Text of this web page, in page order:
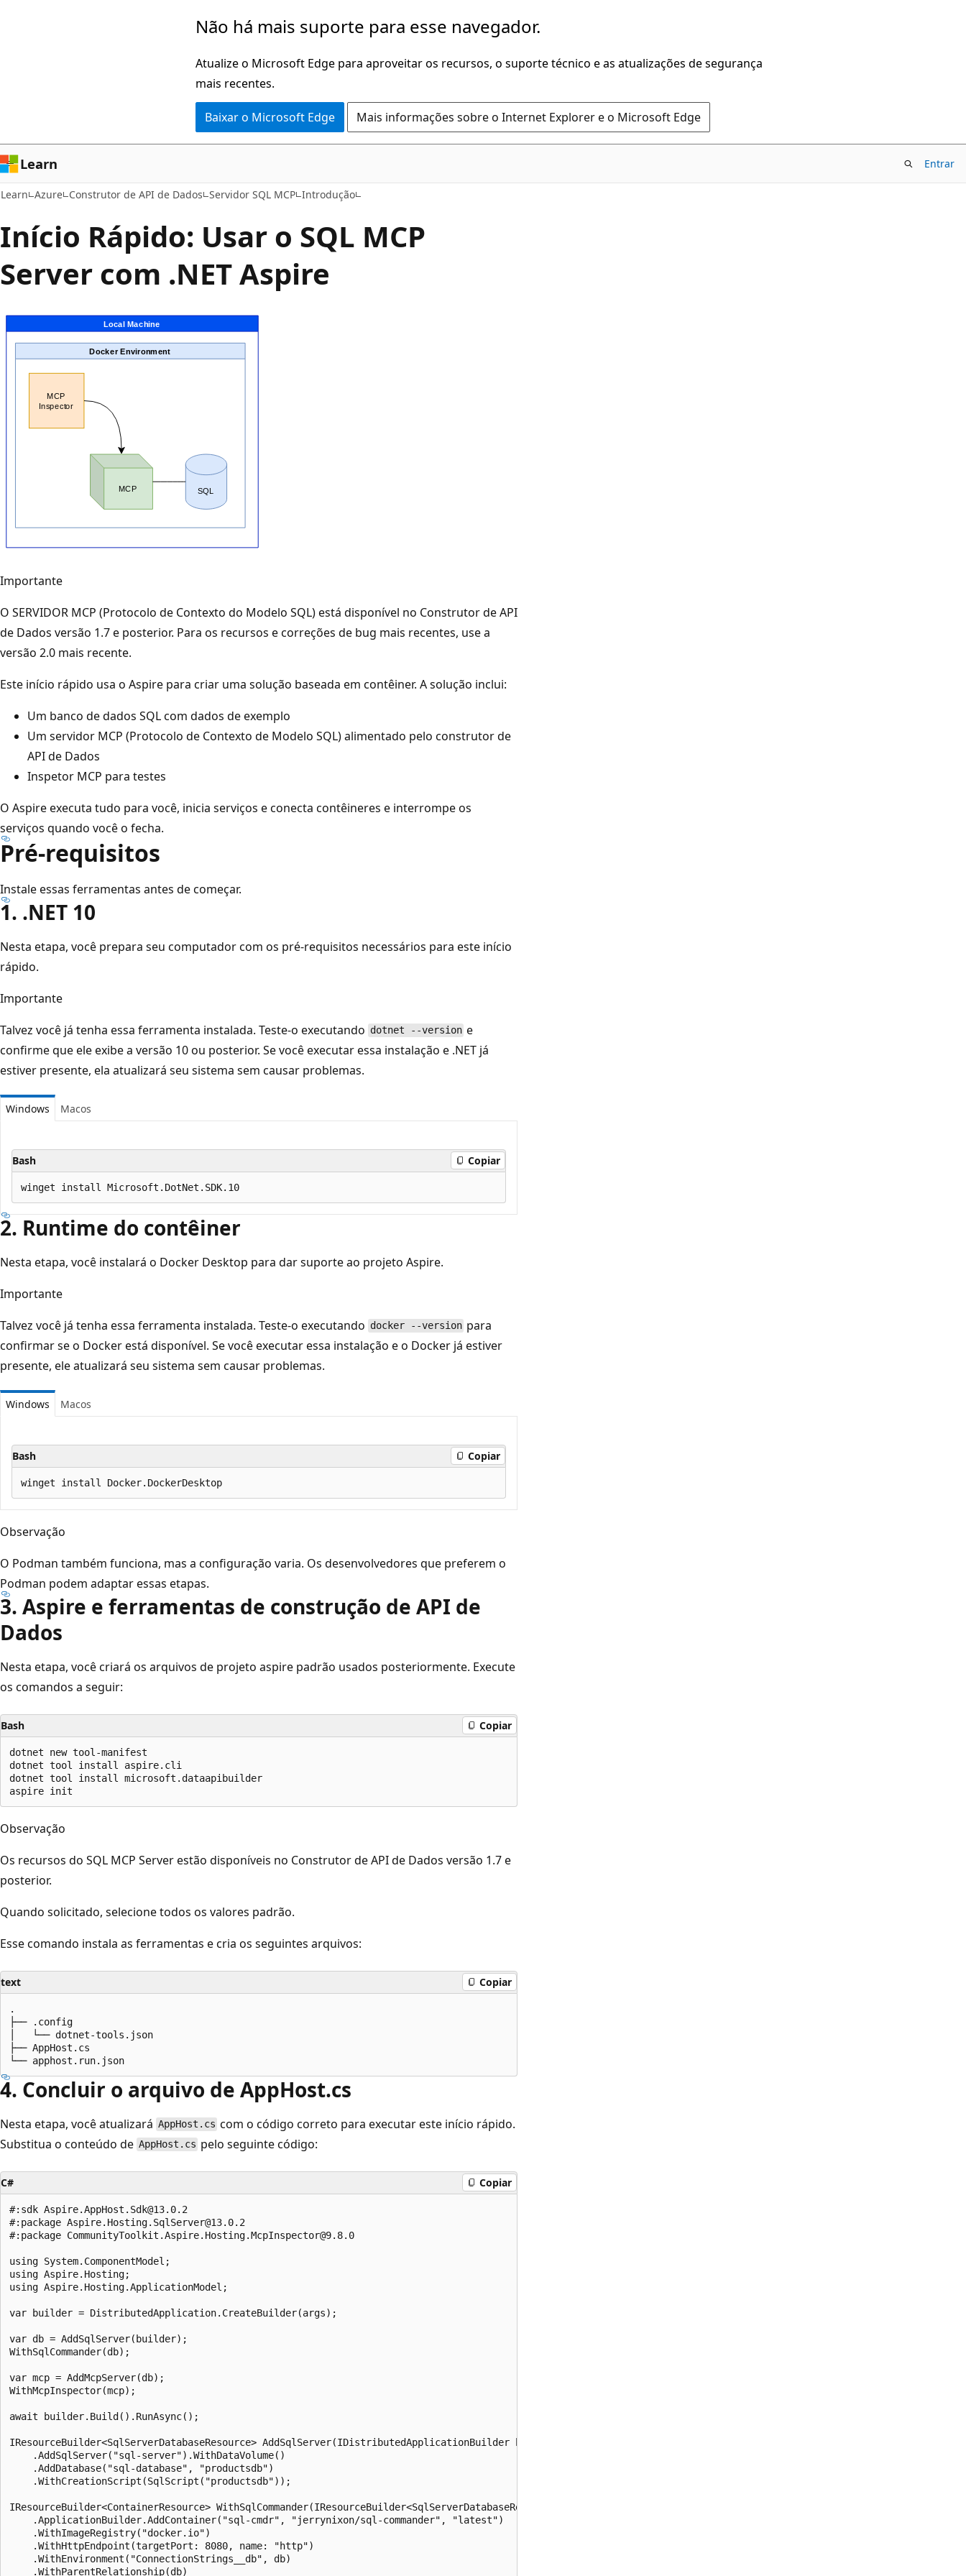
Não há mais suporte para esse navegador.
Atualize o Microsoft Edge para aproveitar os recursos, o suporte técnico e as atualizações de segurança
mais recentes.
Baixar o Microsoft Edge Mais informações sobre o Internet Explorer e o Microsoft Edge
Learn Entrar
Learn Azure Construtor de API de Dados Servidor SQL MCP Introdução
Início Rápido: Usar o SQL MCP
Server com .NET Aspire
Importante
O SERVIDOR MCP (Protocolo de Contexto do Modelo SQL) está disponível no Construtor de API
de Dados versão 1.7 e posterior. Para os recursos e correções de bug mais recentes, use a
versão 2.0 mais recente.
Este início rápido usa o Aspire para criar uma solução baseada em contêiner. A solução inclui:
Um banco de dados SQL com dados de exemplo
Um servidor MCP (Protocolo de Contexto de Modelo SQL) alimentado pelo construtor de
API de Dados
Inspetor MCP para testes
O Aspire executa tudo para você, inicia serviços e conecta contêineres e interrompe os
serviços quando você o fecha.
Pré-requisitos
Instale essas ferramentas antes de começar.
1. .NET 10
Nesta etapa, você prepara seu computador com os pré-requisitos necessários para este início
rápido.
Importante
Talvez você já tenha essa ferramenta instalada. Teste-o executando dotnet --version e
confirme que ele exibe a versão 10 ou posterior. Se você executar essa instalação e .NET já
estiver presente, ela atualizará seu sistema sem causar problemas.
Windows Macos
Bash Copiar
2. Runtime do contêiner
Nesta etapa, você instalará o Docker Desktop para dar suporte ao projeto Aspire.
Importante
Talvez você já tenha essa ferramenta instalada. Teste-o executando docker --version para
confirmar se o Docker está disponível. Se você executar essa instalação e o Docker já estiver
presente, ele atualizará seu sistema sem causar problemas.
Windows Macos
Bash Copiar
Observação
O Podman também funciona, mas a configuração varia. Os desenvolvedores que preferem o
Podman podem adaptar essas etapas.
3. Aspire e ferramentas de construção de API de
Dados
Nesta etapa, você criará os arquivos de projeto aspire padrão usados posteriormente. Execute
os comandos a seguir:
Bash Copiar
dotnet new tool-manifest
dotnet tool install aspire.cli
dotnet tool install microsoft.dataapibuilder
Observação
Os recursos do SQL MCP Server estão disponíveis no Construtor de API de Dados versão 1.7 e
posterior.
Quando solicitado, selecione todos os valores padrão.
Esse comando instala as ferramentas e cria os seguintes arquivos:
text Copiar
.
├── .config
│   └── dotnet-tools.json
├── AppHost.cs
4. Concluir o arquivo de AppHost.cs
Nesta etapa, você atualizará AppHost.cs com o código correto para executar este início rápido.
Substitua o conteúdo de AppHost.cs pelo seguinte código:
C# Copiar
#:sdk Aspire.AppHost.Sdk@13.0.2
#:package Aspire.Hosting.SqlServer@13.0.2
#:package CommunityToolkit.Aspire.Hosting.McpInspector@9.8.0
using System.ComponentModel;
using Aspire.Hosting;
using Aspire.Hosting.ApplicationModel;
var builder = DistributedApplication.CreateBuilder(args);
var db = AddSqlServer(builder);
WithSqlCommander(db);
var mcp = AddMcpServer(db);
WithMcpInspector(mcp);
await builder.Build().RunAsync();
IResourceBuilder<SqlServerDatabaseResource> AddSqlServer(IDistributedApplicationBuilder builder) => builder
    .AddSqlServer("sql-server").WithDataVolume()
    .AddDatabase("sql-database", "productsdb")
    .WithCreationScript(SqlScript("productsdb"));
IResourceBuilder<ContainerResource> WithSqlCommander(IResourceBuilder<SqlServerDatabaseResource> db) => db
    .ApplicationBuilder.AddContainer("sql-cmdr", "jerrynixon/sql-commander", "latest")
    .WithImageRegistry("docker.io")
    .WithHttpEndpoint(targetPort: 8080, name: "http")
    .WithEnvironment("ConnectionStrings__db", db)
    .WithParentRelationship(db)